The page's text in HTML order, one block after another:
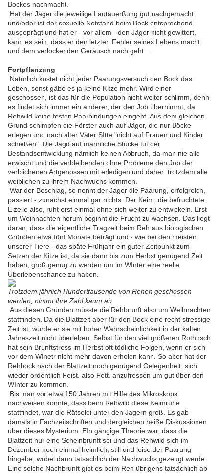
Bockes nachmacht.
Hat der Jäger die jeweilige Lautäuerßung gut nachgemacht
und/oder ist der sexuelle Notstand beim Bock entsprechend
ausgeprägt und hat er - vor allem - den Jäger nicht gewittert,
kann es sein, dass er den letzten Fehler seines Lebens macht
und dem verlockenden Geräusch nach geht...
Fortpflanzung
Natürlich kostet nicht jeder Paarungsversuch den Bock das
Leben, sonst gäbe es ja keine Kitze mehr. Wird einer
geschossen, ist das für die Population nicht weiter schlimm, denn
es findet sich immer ein anderer, der den Job übernimmt, da
Rehwild keine festen Paarbindungen eingeht. Aus dem gleichen
Grund schimpfen die Förster auch auf Jäger, die nur Böcke
erlegen und nach alter Väter SItte "nicht auf Frauen und Kinder
schießen". Die Jagd auf männliche Stücke tut der
Bestandsentwicklung nämlich keinen Abbruch, da man nie alle
erwischt und die verbleibenden ohne Probleme den Job der
verblichenen Artgenossen mit erledigen und daher trotzdem alle
weiblichen zu ihrem Nachwuchs kommen.
War der Beschlag, so nennt der Jäger die Paarung, erfolgreich,
passiert - zunächst einmal gar nichts. Der Keim, die befruchtete
Eizelle also, ruht erst einmal ohne sich weiter zu entwickeln. Erst
um Weihnachten herum beginnt die Frucht zu wachsen. Das liegt
daran, dass die eigentliche Tragzeit beim Reh aus biologischen
Gründen etwa fünf Monate beträgt und - wie bei den meisten
unserer Tiere - das späte Frühjahr ein guter Zeitpunkt zum
Setzen der Kitze ist, da sie dann bis zum Herbst genügend Zeit
haben, groß genug zu werden um im WInter eine reelle
Überlebenschance zu haben.
Trotzdem jährlich Hunderttausende von Rehen geschossen
werden, nimmt ihre Zahl kaum ab
Aus diesen Gründen müsste die Rehbrunft also um Weihnachten
stattfinden. Da die Blattzeit aber für den Bock eine recht stressige
Zeit ist, würde er sie mit hoher Wahrscheinlichkeit in der kalten
Jahreszeit nicht überleben. Selbst für den viel größeren Rothirsch
hat sein Brunftstress im Herbst oft tödliche Folgen, wenn er sich
vor dem WInetr nicht mehr davon erholen kann. So aber hat der
Rehbock nach der Blattzeit noch genügend Gelegenheit, sich
wieder ordentlich Feist, also Fett, anzufressen um gut über den
WInter zu kommen.
Bis man vor etwa 150 Jahren mit Hilfe des Mikroskops
nachweisen konnte, dass beim Rehwild diese Keimruhe
stattfindet, war die Rätselei unter den Jägern groß. Es gab
damals in Fachzeitschriften und dergleichen heiße Diskussionen
über dieses Mysterium. EIn gängige Theorie war, dass die
Blattzeit nur eine Scheinbrunft sei und das Rehwild sich im
Dezember noch einmal heimlich, still und leise der Paarung
hingebe, wobei dann tatsächlich der Nachwuchs gezeugt werde.
Eine solche Nachbrunft gibt es beim Reh übrigens tatsächlich ab